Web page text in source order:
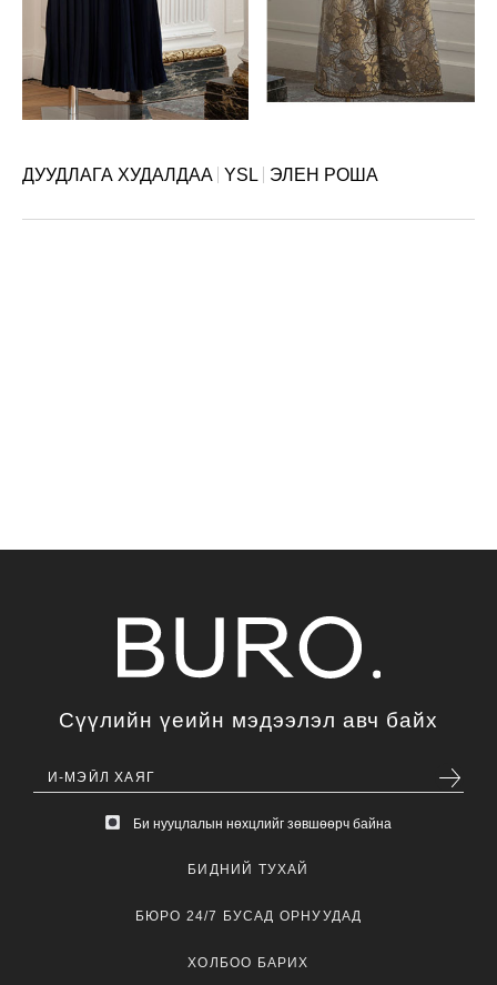
ДУУДЛАГА ХУДАЛДАА YSL ЭЛЕН РОША
Сүүлийн үеийн мэдээлэл авч байх
Би нууцлалын нөхцлийг зөвшөөрч байна
БИДНИЙ ТУХАЙ
БЮРО 24/7 БУСАД ОРНУУДАД
ХОЛБОО БАРИХ